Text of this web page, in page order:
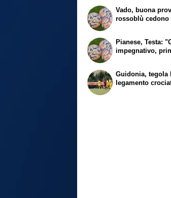
Vado, buona
rossoblù cedono
Pianese, Testa:
impegnativo,
Guidonia, tegola
legamento